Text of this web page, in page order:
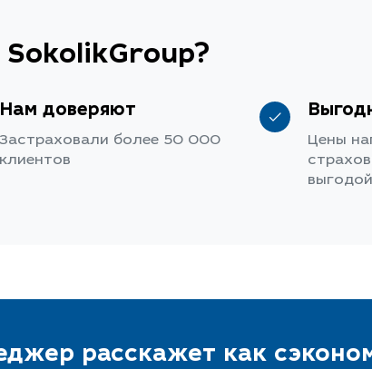
Нам доверяют
Застраховали более 50 000
клиентов
Цены
расскажет как